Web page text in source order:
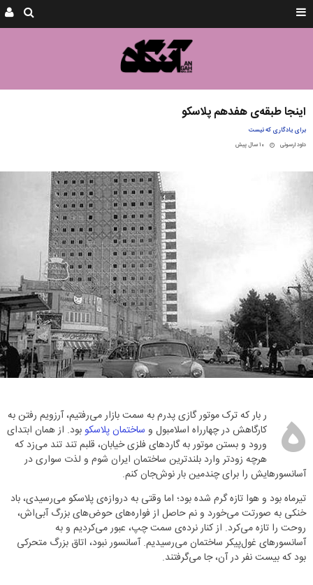
اینجا طبقه‌ی هفدهم پلاسکو
برای یادگاری که نیست
داود ارسونی ۱۰ سال پیش
ه
ر بار که ترک موتور گازی پدرم به سمت بازار می‌رفتیم، آرزویم رفتن به
کارگاهش در چهارراه اسلامبول و ساختمان پلاسکوبود. از همان ابتدای
ورود و بستن موتور به گاردهای فلزی خیابان، قلبم تند تند می‌زد که
هرچه زودتر وارد بلندترین ساختمان ایران شوم و لذت سواری در
آسانسورهایش را برای چندمین بار نوش‌جان کنم.
تیرماه بود و هوا تازه گرم شده بود؛ اما وقتی به دروازه‌ی پلاسکو می‌رسیدی، باد
خنکی به صورتت می‌خورد و نم حاصل از فواره‌های حوض‌های بزرگ آبی‌اش،
روحت را تازه می‌کرد. از کنار نرده‌ی سمت چپ، عبور می‌کردیم و به
آسانسورهای غول‌پیکر ساختمان می‌رسیدیم. آسانسور نبود، اتاق بزرگ متحرکی
بود که بیست نفر در آن، جا می‌گرفتند.